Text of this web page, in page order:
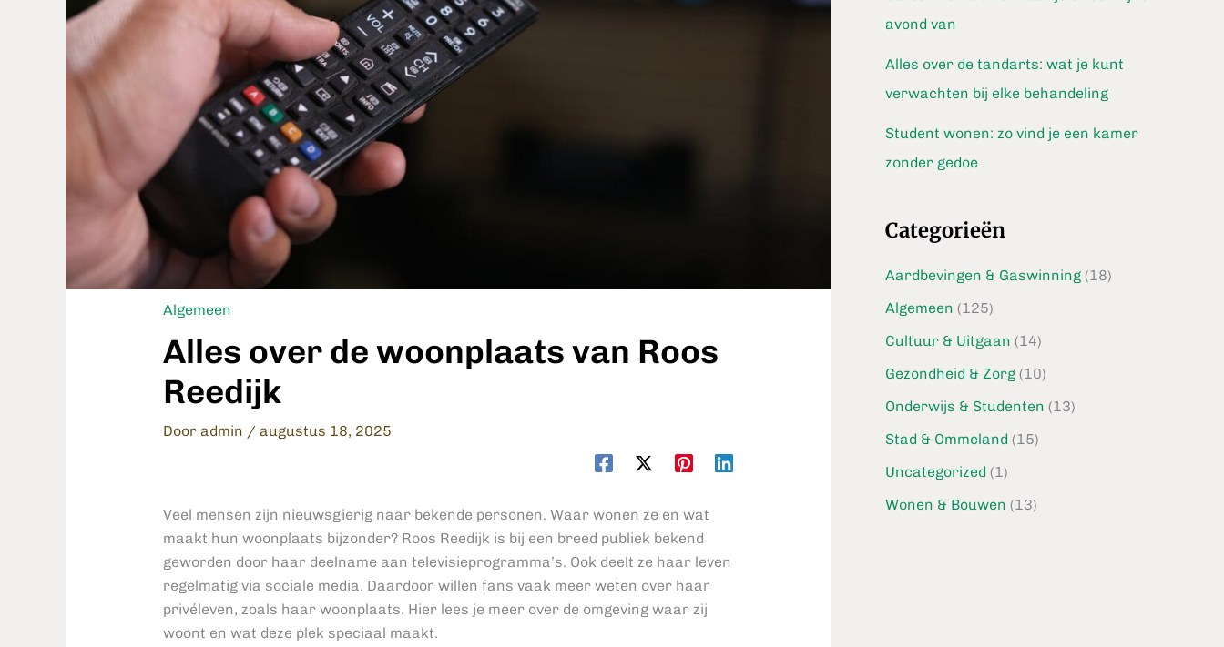
Algemeen
Alles over de woonplaats van Roos
Reedijk
Door admin / augustus 18, 2025
Veel mensen zijn nieuwsgierig naar bekende personen. Waar wonen ze en wat
maakt hun woonplaats bijzonder? Roos Reedijk is bij een breed publiek bekend
geworden door haar deelname aan televisieprogramma’s. Ook deelt ze haar leven
regelmatig via sociale media. Daardoor willen fans vaak meer weten over haar
privéleven, zoals haar woonplaats. Hier lees je meer over de omgeving waar zij
woont en wat deze plek speciaal maakt.
avond van
Alles over de tandarts: wat je kunt
verwachten bij elke behandeling
Student wonen: zo vind je een kamer
zonder gedoe
Categorieën
Aardbevingen & Gaswinning (18)
Algemeen (125)
Cultuur & Uitgaan (14)
Gezondheid & Zorg (10)
Onderwijs & Studenten (13)
Stad & Ommeland (15)
Uncategorized (1)
Wonen & Bouwen (13)